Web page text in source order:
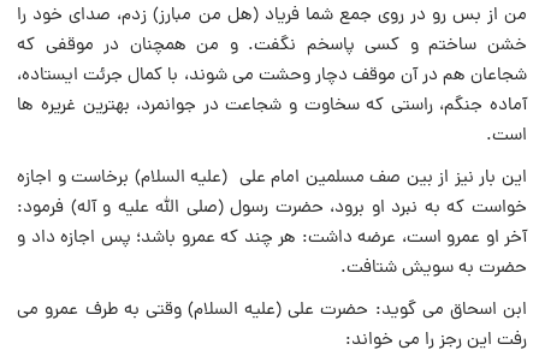
من از بس رو در روى جمع شما فرياد (هل من مبارز) زدم، صداى خود را
خشن ساختم و کسى پاسخم نگفت. و من همچنان در موقفى که
شجاعان هم در آن موقف دچار وحشت مى شوند، با کمال جرئت ايستاده،
آماده جنگم، راستى که سخاوت و شجاعت در جوانمرد، بهترين غريره ها
است.
اين بار نيز از بين صف مسلمين امام على (علیه السلام) برخاست و اجازه
خواست که به نبرد او برود، حضرت رسول (صلی الله علیه و آله) فرمود:
آخر او عمرو است، عرضه داشت: هر چند که عمرو باشد؛ پس اجازه داد و
حضرت به سويش شتافت.
ابن اسحاق مى گويد: حضرت على (عليه السلام) وقتى به طرف عمرو مى
رفت اين رجز را مى خواند: